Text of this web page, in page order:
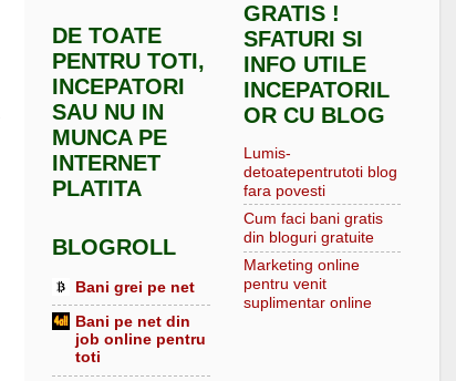
DE TOATE
PENTRU TOTI,
INCEPATORI
SAU NU IN
MUNCA PE
INTERNET
PLATITA
BLOGROLL
Bani grei pe net
Bani pe net din
job online pentru
toti
GRATIS !
SFATURI SI
INFO UTILE
INCEPATORIL
OR CU BLOG
Lumis-
detoatepentrutoti blog
fara povesti
Cum faci bani gratis
din bloguri gratuite
Marketing online
pentru venit
suplimentar online